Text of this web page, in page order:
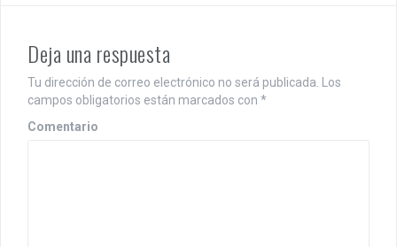
g
a
c
i
Deja una respuesta
Tu dirección de correo electrónico no será publicada. Los
campos obligatorios están marcados con *
Comentario